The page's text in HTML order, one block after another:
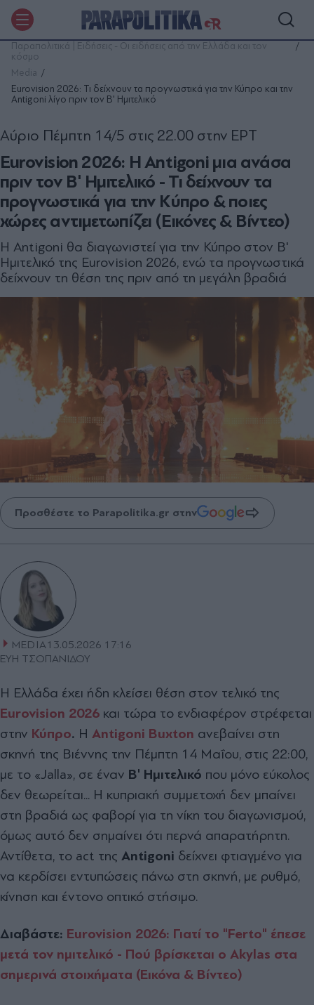
Παραπολιτικά | Ειδήσεις - Οι ειδήσεις από την Ελλάδα και τον
κόσμο
Media
Eurovision 2026: Τι δείχνουν τα προγνωστικά για την Κύπρο και την
Antigoni λίγο πριν τον Β' Ημιτελικό
Eurovision 2026: Η Antigoni μια ανάσα
πριν τον Β' Ημιτελικό - Τι δείχνουν τα
προγνωστικά για την Κύπρο & ποιες
χώρες αντιμετωπίζει (Εικόνες & Βίντεο)
Αύριο Πέμπτη 14/5 στις 22.00 στην ΕΡΤ
Η Antigoni θα διαγωνιστεί για την Κύπρο στον Β'
Ημιτελικό της Eurovision 2026, ενώ τα προγνωστικά
δείχνουν τη θέση της πριν από τη μεγάλη βραδιά
Προσθέστε το Parapolitika.gr στην
MEDIA13.05.2026 17:16
ΕΥΗ ΤΣΟΠΑΝΙΔΟΥ
Η Ελλάδα έχει ήδη κλείσει θέση στον τελικό της
Eurovision 2026 και τώρα το ενδιαφέρον στρέφεται
στην Κύπρο. Η Antigoni Buxton ανεβαίνει στη
σκηνή της Βιέννης την Πέμπτη 14 Μαΐου, στις 22:00,
με το «Jalla», σε έναν Β' Ημιτελικό που μόνο εύκολος
δεν θεωρείται... Η κυπριακή συμμετοχή δεν μπαίνει
στη βραδιά ως φαβορί για τη νίκη του διαγωνισμού,
όμως αυτό δεν σημαίνει ότι περνά απαρατήρητη.
Αντίθετα, το act της Antigoni δείχνει φτιαγμένο για
να κερδίσει εντυπώσεις πάνω στη σκηνή, με ρυθμό,
κίνηση και έντονο οπτικό στήσιμο.
Διαβάστε: Eurovision 2026: Γιατί το "Ferto" έπεσε
μετά τον ημιτελικό - Πού βρίσκεται ο Akylas στα
σημερινά στοιχήματα (Εικόνα & Βίντεο)